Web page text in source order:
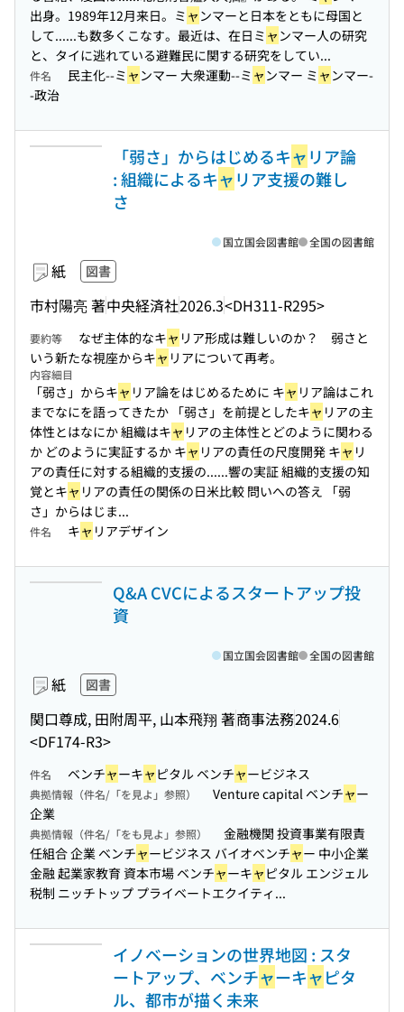
出身。1989年12月来日。ミ ャ ンマーと日本をともに母国と
して......も数多くこなす。最近は、在日ミ ャ ンマー人の研究
と、タイに逃れている避難民に関する研究をしてい...
件名 民主化--ミ ャ ンマー 大衆運動--ミ ャ ンマー ミ ャ ンマー-
-政治
「弱さ」からはじめるキャリア論
: 組織によるキャリア支援の難し
さ
紙 図書
市村陽亮 著中央経済社2026.3<DH311-R295>
国立国会図書館 全国の図書館
要約等 なぜ主体的なキャ リア形成は難しいのか？ 弱さと
いう新たな視座からキャ リアについて再考。
内容細目
「弱さ」からキャ リア論をはじめるために キャ リア論はこれ
までなにを語ってきたか 「弱さ」を前提としたキャ リアの主
体性とはなにか 組織はキャ リアの主体性とどのように関わる
か どのように実証するか キャ リアの責任の尺度開発 キャ リ
アの責任に対する組織的支援の......響の実証 組織的支援の知
覚とキャ リアの責任の関係の日米比較 問いへの答え 「弱
さ」からはじま...
件名 キャ リアデザイン
Q&A CVCによるスタートアップ投
資
紙 図書
関口尊成, 田附周平, 山本飛翔 著商事法務2024.6
<DF174-R3>
国立国会図書館 全国の図書館
件名 ベンチャーキャ ピタル ベンチャービジネス
典拠情報（件名/「を見よ」参照） Venture capital ベンチャー
企業
典拠情報（件名/「をも見よ」参照）
金融機関 投資事業有限責
任組合 企業 ベンチャービジネス バイオベンチャー 中小企業
金融 起業家教育 資本市場 ベンチャーキャ ピタル エンジェル
税制 ニッチトップ プライベートエクイティ...
イノベーションの世界地図 : スタ
ートアップ、ベンチャーキャピタ
ル、都市が描く未来